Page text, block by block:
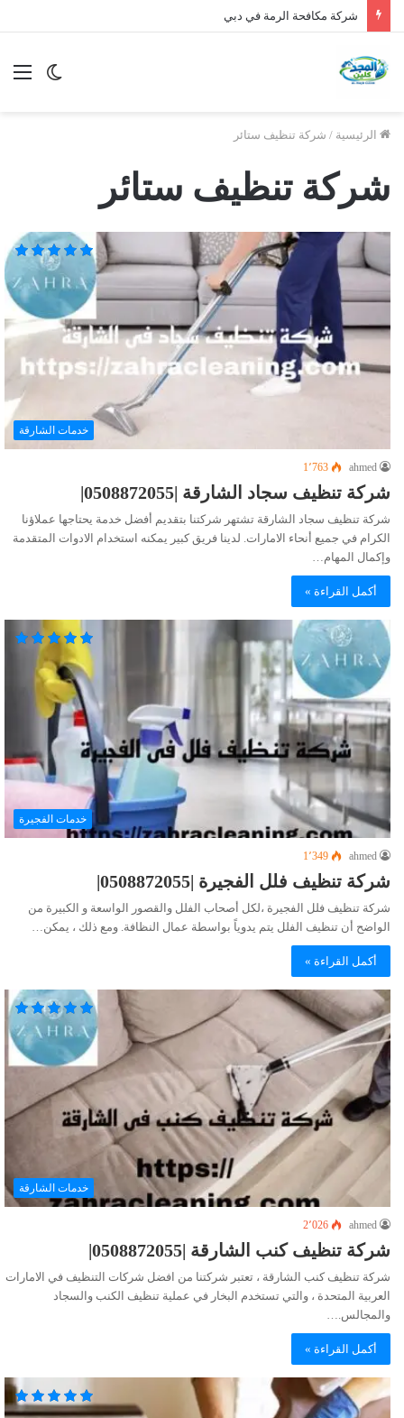
شركة مكافحة الرمة في الورقاء
الوضع
الرئيسية / شركة تنظيف ستائر
شركة تنظيف ستائر
خدمات الشارقة
ahmed 1٬763
شركة تنظيف سجاد الشارقة |0508872055|
شركة تنظيف سجاد الشارقة تشتهر شركتنا بتقديم أفضل خدمة يحتاجها عملاؤنا
الكرام في جميع أنحاء الامارات. لدينا فريق كبير يمكنه استخدام الادوات المتقدمة
وإكمال المهام…
أكمل القراءة »
خدمات الفجيرة
ahmed 1٬349
شركة تنظيف فلل الفجيرة |0508872055|
شركة تنظيف فلل الفجيرة ،لكل أصحاب الفلل والقصور الواسعة و الكبيرة من
الواضح أن تنظيف الفلل يتم يدوياً بواسطة عمال النظافة. ومع ذلك ، يمكن…
أكمل القراءة »
خدمات الشارقة
ahmed 2٬026
شركة تنظيف كنب الشارقة |0508872055|
شركة تنظيف كنب الشارقة ، تعتبر شركتنا من افضل شركات التنظيف في الامارات
العربية المتحدة ، والتي تستخدم البخار في عملية تنظيف الكنب والسجاد
والمجالس.…
أكمل القراءة »